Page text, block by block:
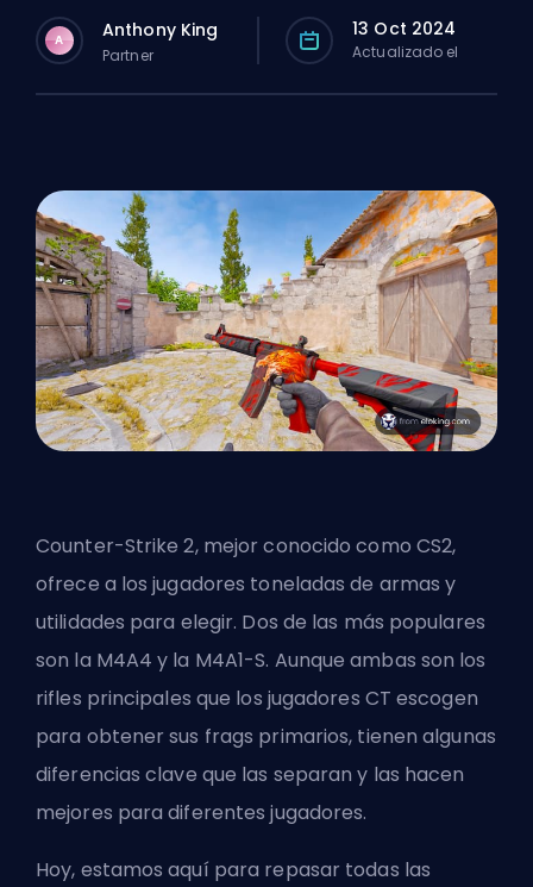
A Anthony King
Partner
13 Oct 2024
Actualizado el
Counter-Strike 2, mejor conocido como CS2,
ofrece a los jugadores toneladas de armas y
utilidades para elegir. Dos de las más populares
son la M4A4 y la M4A1-S. Aunque ambas son los
rifles principales que los jugadores CT escogen
para obtener sus frags primarios, tienen algunas
diferencias clave que las separan y las hacen
mejores para diferentes jugadores.
Hoy, estamos aquí para repasar todas las